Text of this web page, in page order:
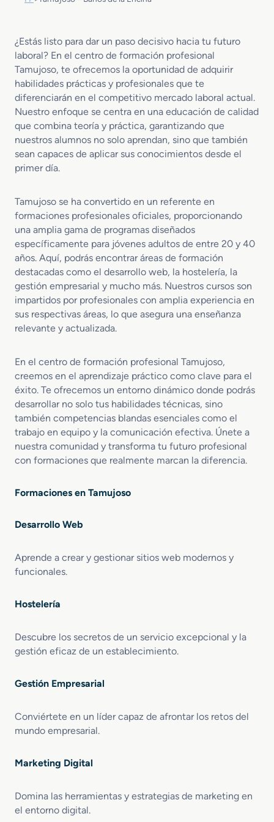
¿Estás listo para dar un paso decisivo hacia tu futuro
laboral? En el centro de formación profesional
Tamujoso, te ofrecemos la oportunidad de adquirir
habilidades prácticas y profesionales que te
diferenciarán en el competitivo mercado laboral actual.
Nuestro enfoque se centra en una educación de calidad
que combina teoría y práctica, garantizando que
nuestros alumnos no solo aprendan, sino que también
sean capaces de aplicar sus conocimientos desde el
primer día.
Tamujoso se ha convertido en un referente en
formaciones profesionales oficiales, proporcionando
una amplia gama de programas diseñados
específicamente para jóvenes adultos de entre 20 y 40
años. Aquí, podrás encontrar áreas de formación
destacadas como el desarrollo web, la hostelería, la
gestión empresarial y mucho más. Nuestros cursos son
impartidos por profesionales con amplia experiencia en
sus respectivas áreas, lo que asegura una enseñanza
relevante y actualizada.
En el centro de formación profesional Tamujoso,
creemos en el aprendizaje práctico como clave para el
éxito. Te ofrecemos un entorno dinámico donde podrás
desarrollar no solo tus habilidades técnicas, sino
también competencias blandas esenciales como el
trabajo en equipo y la comunicación efectiva. Únete a
nuestra comunidad y transforma tu futuro profesional
con formaciones que realmente marcan la diferencia.
Formaciones en Tamujoso
Desarrollo Web
Aprende a crear y gestionar sitios web modernos y
funcionales.
Hostelería
Descubre los secretos de un servicio excepcional y la
gestión eficaz de un establecimiento.
Gestión Empresarial
Conviértete en un líder capaz de afrontar los retos del
mundo empresarial.
Marketing Digital
Domina las herramientas y estrategias de marketing en
el entorno digital.